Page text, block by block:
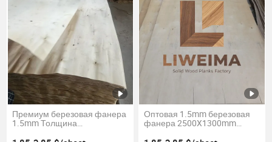
Премиум березовая фанера
1.5mm Толщина
Оптовая 1.5mm березовая
фанера 2500X1300mm